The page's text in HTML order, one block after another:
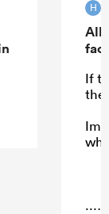
H
All
If
...